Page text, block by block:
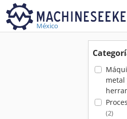
México
metal
(2)